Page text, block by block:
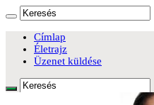
Címlap
Életrajz
Üzenet küldése